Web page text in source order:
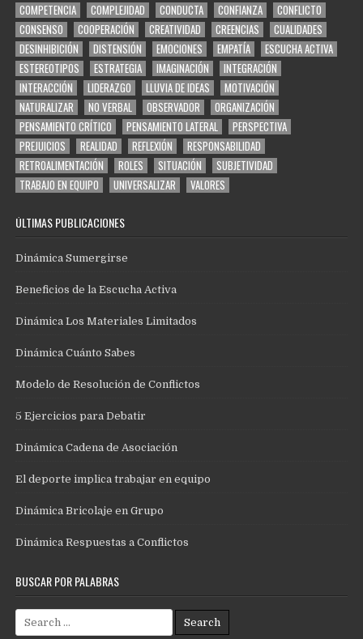
COMPETENCIA
COMPLEJIDAD CONDUCTA CONFIANZA
CONFLICTO
CONSENSO
COOPERACIÓN CREATIVIDAD CREENCIAS
CUALIDADES
DESINHIBICIÓN
DISTENSIÓN EMOCIONES EMPATÍA
ESCUCHA ACTIVA
ESTEREOTIPOS
ESTRATEGIA IMAGINACIÓN
INTEGRACIÓN
INTERACCIÓN
LIDERAZGO LLUVIA DE IDEAS
MOTIVACIÓN
NATURALIZAR
NO VERBAL OBSERVADOR
ORGANIZACIÓN
PENSAMIENTO CRÍTICO
PENSAMIENTO LATERAL
PERSPECTIVA
PREJUICIOS
REALIDAD REFLEXIÓN
RESPONSABILIDAD
RETROALIMENTACIÓN
ROLES SITUACIÓN
SUBJETIVIDAD
TRABAJO EN EQUIPO
UNIVERSALIZAR VALORES
ÚLTIMAS PUBLICACIONES
Dinámica Sumergirse
Beneficios de la Escucha Activa
Dinámica Los Materiales Limitados
Dinámica Cuánto Sabes
Modelo de Resolución de Conflictos
5 Ejercicios para Debatir
Dinámica Cadena de Asociación
El deporte implica trabajar en equipo
Dinámica Bricolaje en Grupo
Dinámica Respuestas a Conflictos
BUSCAR POR PALABRAS
Search
for: